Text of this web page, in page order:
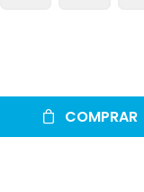
COMPRAR